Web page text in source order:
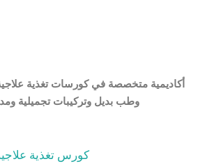
أكاديمية متخصصة في كورسات تغذية
وطب بديل وتركيبات تجميلية
كورس تغذية